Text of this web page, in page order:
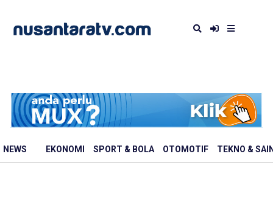
NEWS EKONOMI SPORT & BOLA OTOMOTIF TEKNO &